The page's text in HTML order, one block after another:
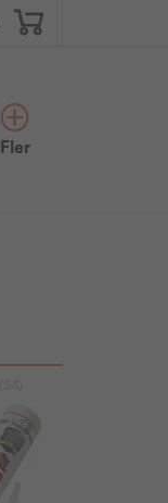
Fler